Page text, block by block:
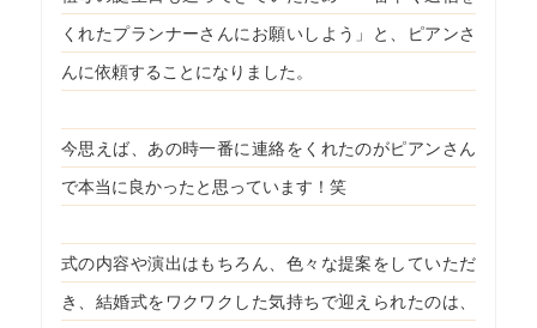
くれたプランナーさんにお願いしよう」と、ピアンさ
んに依頼することになりました。
今思えば、あの時一番に連絡をくれたのがピアンさん
で本当に良かったと思っています！笑
式の内容や演出はもちろん、色々な提案をしていただ
き、結婚式をワクワクした気持ちで迎えられたのは、